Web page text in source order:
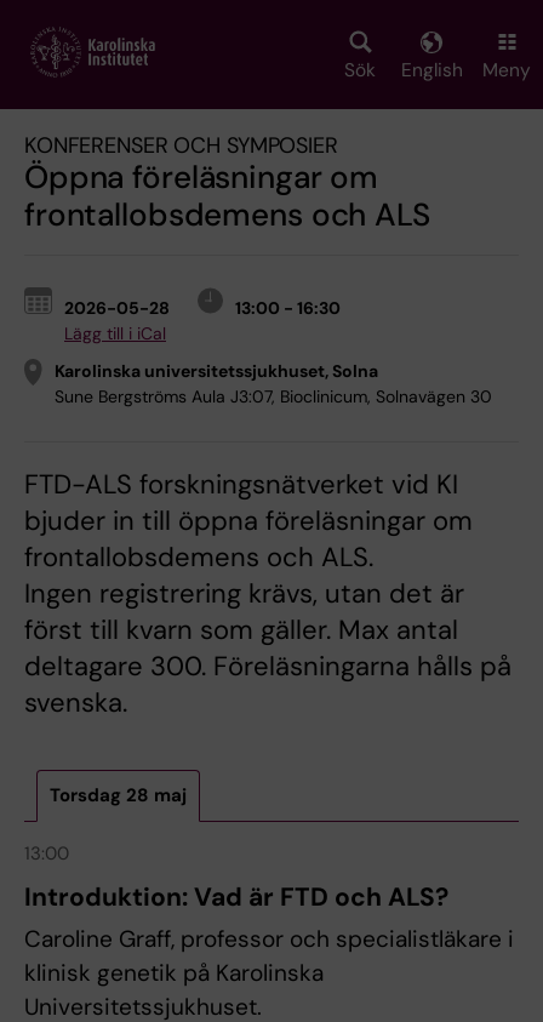
main
Sök English Meny
KONFERENSER OCH SYMPOSIER
Öppna föreläsningar om
frontallobsdemens och ALS
2026-05-28
13:00 - 16:30
Lägg till i iCal
Karolinska universitetssjukhuset, Solna
Sune Bergströms Aula J3:07, Bioclinicum, Solnavägen 30
FTD-ALS forskningsnätverket vid KI
bjuder in till öppna föreläsningar om
frontallobsdemens och ALS.
Ingen registrering krävs, utan det är
först till kvarn som gäller. Max antal
deltagare 300. Föreläsningarna hålls på
svenska.
Torsdag 28 maj
13:00
Introduktion: Vad är FTD och ALS?
Caroline Graff, professor och specialistläkare i
klinisk genetik på Karolinska
Universitetssjukhuset.